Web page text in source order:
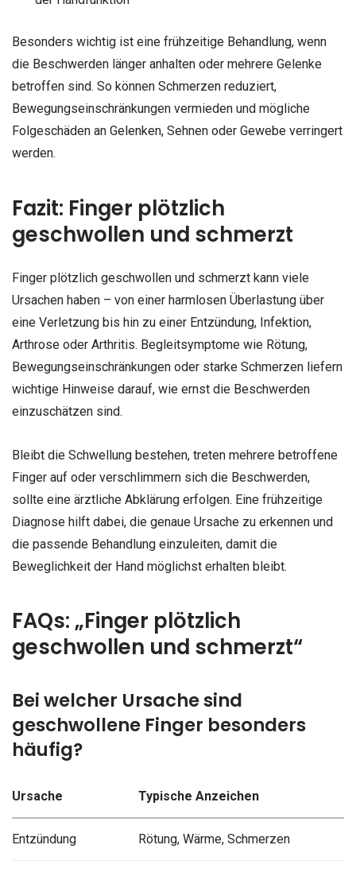
Besonders wichtig ist eine frühzeitige Behandlung, wenn
die Beschwerden länger anhalten oder mehrere Gelenke
betroffen sind. So können Schmerzen reduziert,
Bewegungseinschränkungen vermieden und mögliche
Folgeschäden an Gelenken, Sehnen oder Gewebe verringert
werden.
Fazit: Finger plötzlich
geschwollen und schmerzt
Finger plötzlich geschwollen und schmerzt kann viele
Ursachen haben – von einer harmlosen Überlastung über
eine Verletzung bis hin zu einer Entzündung, Infektion,
Arthrose oder Arthritis. Begleitsymptome wie Rötung,
Bewegungseinschränkungen oder starke Schmerzen liefern
wichtige Hinweise darauf, wie ernst die Beschwerden
einzuschätzen sind.
Bleibt die Schwellung bestehen, treten mehrere betroffene
Finger auf oder verschlimmern sich die Beschwerden,
sollte eine ärztliche Abklärung erfolgen. Eine frühzeitige
Diagnose hilft dabei, die genaue Ursache zu erkennen und
die passende Behandlung einzuleiten, damit die
Beweglichkeit der Hand möglichst erhalten bleibt.
FAQs: „Finger plötzlich
geschwollen und schmerzt“
Bei welcher Ursache sind
geschwollene Finger besonders
häufig?
Ursache Typische Anzeichen
Entzündung Rötung, Wärme, Schmerzen